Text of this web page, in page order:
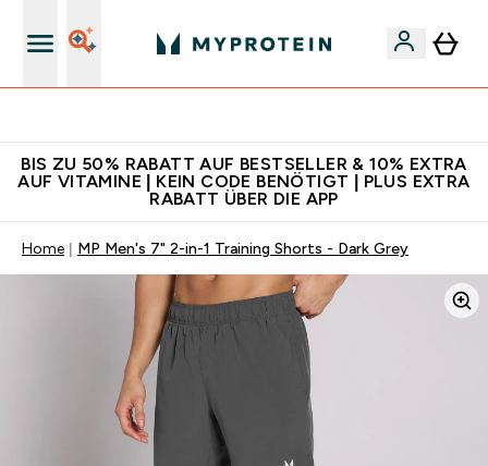
BIS ZU 50% RABATT AUF BESTSELLER & 10% EXTRA
AUF VITAMINE | KEIN CODE BENÖTIGT | PLUS EXTRA
RABATT ÜBER DIE APP
Home MP Men's 7" 2-in-1 Training Shorts - Dark Grey